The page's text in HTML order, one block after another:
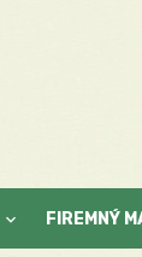
FIREMNÝ